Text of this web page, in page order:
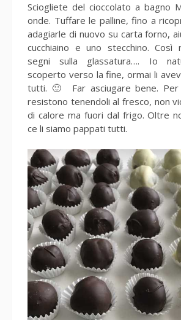
Sciogliete del cioccolato a bagno
onde. Tuffare le palline, fino a
adagiarle di nuovo su carta forno,
cucchiaino e uno stecchino. Così
segni sulla glassatura…. Io
scoperto verso la fine, ormai li
tutti. 🙂 Far asciugare bene. Per
resistono tenendoli al fresco, non
di calore ma fuori dal frigo. Oltre
ce li siamo pappati tutti.